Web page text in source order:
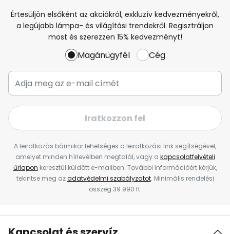
Értesüljön elsőként az akciókról, exkluzív kedvezményekről,
a legújabb lámpa- és világítási trendekről. Regisztráljon
most és szerezzen 15% kedvezményt!
Magánügyfél Cég
Iratkozzon fel
A leiratkozás bármikor lehetséges a leiratkozási link segítségével,
amelyet minden hírlevélben megtalál, vagy a kapcsolatfelvételi
űrlapon keresztül küldött e-mailben. További információért kérjük,
tekintse meg azadatvédelmi szabályzatot. Minimális rendelési
összeg 39 990 ft.